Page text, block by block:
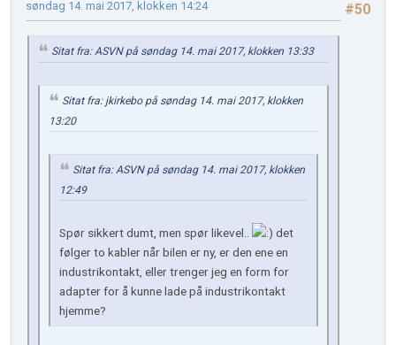
#50
søndag 14. mai 2017, klokken 14:24
Sitat fra: ASVN på søndag 14. mai 2017, klokken 13:33
Sitat fra: jkirkebo på søndag 14. mai 2017, klokken
13:20
Sitat fra: ASVN på søndag 14. mai 2017, klokken
12:49
Spør sikkert dumt, men spør likevel..
det
følger to kabler når bilen er ny, er den ene en
industrikontakt, eller trenger jeg en form for
adapter for å kunne lade på industrikontakt
hjemme?